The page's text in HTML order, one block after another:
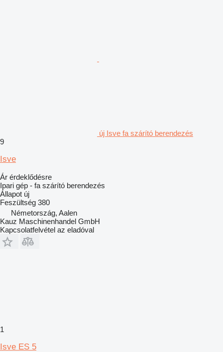
új Isve fa szárító berendezés
9
Isve
Ár érdeklődésre
Ipari gép - fa szárító berendezés
Állapot új
Feszültség 380
Németország, Aalen
Kauz Maschinenhandel GmbH
Kapcsolatfelvétel az eladóval
1
Isve ES 5